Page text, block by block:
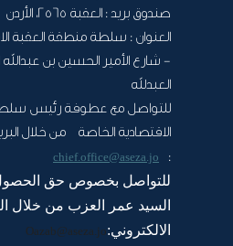
صندوق بريد : العقبة 2565، الأردن
العنوان : سلطة منطقة العقبة
- شارع الأمير الحسين بن عبدالله
العبدلله
للتواصل مع عطوفة رئيس
الاقتصادية الخاصة من خلال
:
chief.office@aseza.jo
للتواصل بخصوص حق
السيد عمر العزب من خلال
الالكتروني:Oazab@aseza.jo